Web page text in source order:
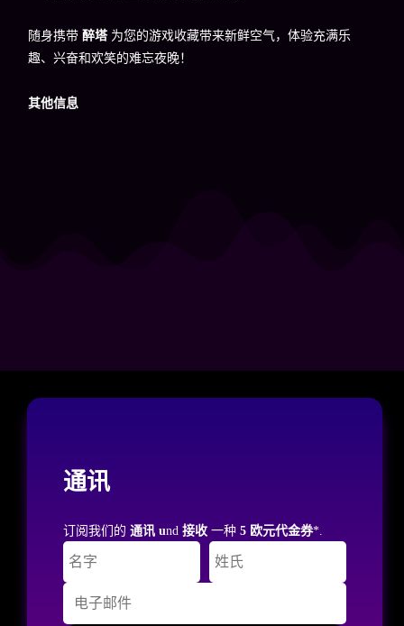
随身携带醉塔为您的游戏收藏带来新鲜空气，体验充满乐
趣、兴奋和欢笑的难忘夜晚！
其他信息
通讯
订阅我们的 通讯 und 接收一种 5 欧元代金券*.